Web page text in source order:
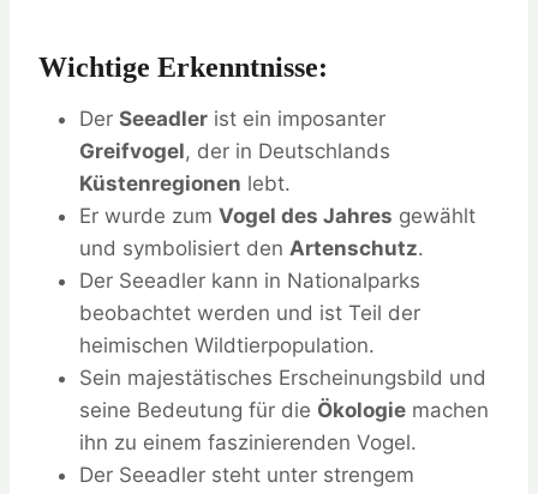
Wichtige Erkenntnisse:
Der Seeadler ist ein imposanter
Greifvogel, der in Deutschlands
Küstenregionen lebt.
Er wurde zum Vogel des Jahres gewählt
und symbolisiert den Artenschutz.
Der Seeadler kann in Nationalparks
beobachtet werden und ist Teil der
heimischen Wildtierpopulation.
Sein majestätisches Erscheinungsbild und
seine Bedeutung für die Ökologie machen
ihn zu einem faszinierenden Vogel.
Der Seeadler steht unter strengem